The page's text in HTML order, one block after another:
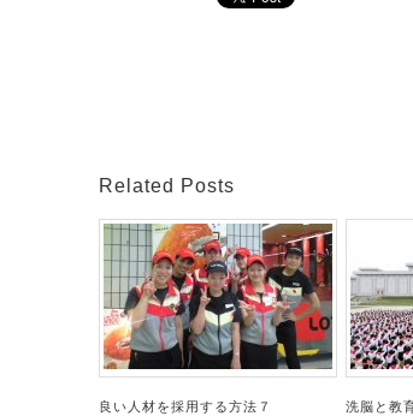
Related Posts
良い人材を採用する方法７ 洗脳と教